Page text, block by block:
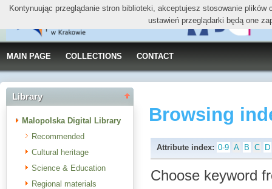
MAIN PAGE COLLECTIONS CONTACT
Library
Malopolska Digital Library
Recommended
Cultural heritage
Science & Education
Regional materials
Browsing
Attribute index: 0-9 A B C D
Choose keyword
Kontynuując przeglądanie stron biblioteki, akceptujesz stosowanie
ustawień przeglądarki będą one